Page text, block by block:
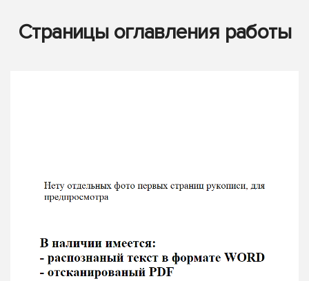
Страницы оглавления работы